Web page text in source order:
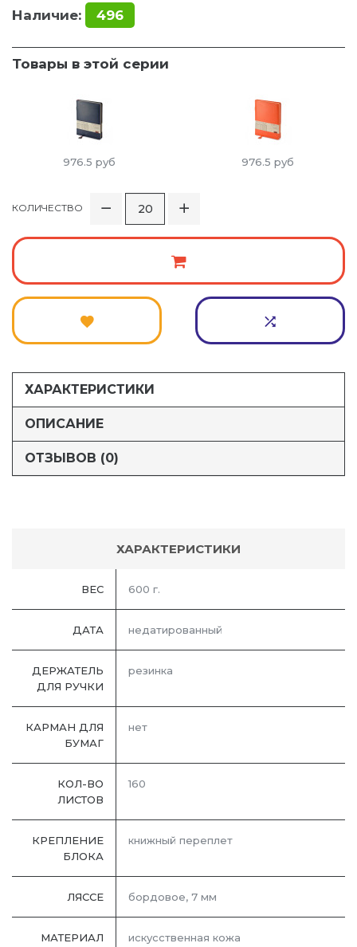
Наличие: 496
Товары в этой серии
976.5 руб 976.5 руб
КОЛИЧЕСТВО
ХАРАКТЕРИСТИКИ
ОПИСАНИЕ
ОТЗЫВОВ (0)
ХАРАКТЕРИСТИКИ
ВЕС 600 г.
ДАТА недатированный
ДЕРЖАТЕЛЬ
ДЛЯ РУЧКИ
резинка
КАРМАН ДЛЯ
БУМАГ
нет
КОЛ-ВО
ЛИСТОВ
160
КРЕПЛЕНИЕ
БЛОКА
книжный переплет
ЛЯССЕ бордовое, 7 мм
МАТЕРИАЛ искусственная кожа